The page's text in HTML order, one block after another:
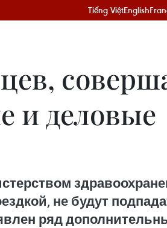
Tiếng ViệtEnglish
и деловые
не будут
ряд